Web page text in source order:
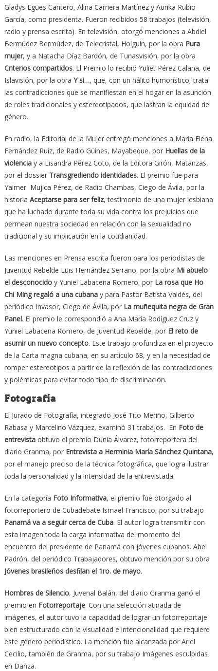
Gladys Egües Cantero, Alina Carriera Martínez y Aurika Rubio
García, como presidenta. Fueron recibidos 58 trabajos (televisión,
radio y prensa escrita). En televisión, otorgó menciones a Abdiel
Bermúdez Bermúdez, de Telecristal, Holguín, por la obra Pura
mujer, y a Natacha Díaz Bardón, de Tunasvisión, por la obra
Criterios compartidos. El Premio lo recibió Yuliet Pérez Calaña, de
Islavisión, por la obra Y si…, que, con un hálito humorístico, trata
las contradicciones que se manifiestan en el hogar en la asunción
de roles tradicionales y estereotipados, que lastran la equidad de
género.
En radio, la Editorial de la Mujer entregó menciones a María Elena
Fernández Ruiz, de Radio Güines, Mayabeque, por Huellas de la
violenciay a Lisandra Pérez Coto, de la Editora Girón, Matanzas,
por el dossier Transgrediendo identidades. El premio fue para
Yaimer Mujica Pérez, de Radio Chambas, Ciego de Ávila, por la
historia Aceptarse para ser feliz, testimonio de una mujer lesbiana
que ha luchado durante toda su vida contra los prejuicios que
permean nuestra sociedad en relación con la sexualidad no
tradicional y su implicación en la cotidianidad.
Las menciones en Prensa escrita fueron para los periodistas de
Juventud Rebelde Luis Hernández Serrano, por la obra Mi abuelo
el desconocidoy Yuniel Labacena Romero, por La rosa que Ho
Chi Ming regaló a una cubanay para Pastor Batista Valdés, del
periódico Invasor, Ciego de Ávila, por La muñequita negra de Gran
Panel. El premio le correspondió a Ana María Rodíguez Cruz y
Yuniel Labacena Romero, de Juventud Rebelde, por El reto de
asumir un nuevo concepto. Este trabajo profundiza en el proyecto
de la Carta magna cubana, en su artículo 68, y en la necesidad de
romper estereotipos a partir de la reflexión de las contradicciones
y polémicas para evitar todo tipo de discriminación.
Fotografía
El Jurado de Fotografía, integrado José Tito Meriño, Gilberto
Rabasa y Marcelino Vázquez, examinó 31 trabajos. En Foto de
entrevistaobtuvo el premio Dunia Álvarez, fotorreportera del
diario Granma, por Entrevista a Herminia María Sánchez Quintana,
por el manejo preciso de la técnica fotográfica, que logra ilustrar
toda la personalidad y la intensidad de la entrevistada.
En la categoría Foto Informativa, el premio fue otorgado al
fotorreportero de Cubadebate Ismael Francisco, por su trabajo
Panamá va a seguir cerca de Cuba. El autor logra transmitir con
esta imagen toda la carga informativa del momento del
encuentro del presidente de Panamá con jóvenes cubanos. Abel
Padrón, del periódico Trabajadores, obtuvo mención por su obra
Jóvenes brasileños desfilan el 1ro. de mayo.
Hombres de Silencio, Juvenal Balán, del diario Granma ganó el
premio en Fotorreportaje. Con una selección atinada de
imágenes, el autor tuvo la capacidad de lograr un fotorreportaje
bien estructurado con la visualidad e intencionalidad que requiere
este género periodístico. La mención fue alcanzada por Ariel
Cecilio, también de Granma, por su trabajo Imágenes esculpidas
en Danza.